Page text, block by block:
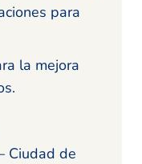
para
la mejora
Ciudad de